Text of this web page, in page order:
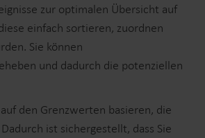
zur optimalen Übersicht auf
einfach sortieren, zuordnen
Sie können
und dadurch die potenziellen
den Grenzwerten basieren, die
ist sichergestellt, dass Sie